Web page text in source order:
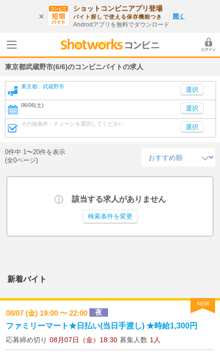
ショットコンビニアプリ登場
バイト探しで使える保存機能つき
Androdアプリを無料でダウンロード
開く
東京都武蔵野市(6/6)のコンビニバイトの求人
東京都、武蔵野市
06/06(土) 選択
その他条件・チェーンを選択してください 選択
0件中 1〜20件を表示
(全0ページ)
該当する求人がありません
検索条件を変更
新着バイト
NEW
08/07 (金) 19:00 〜 22:00 夜
ファミリーマート★日払い(当日手渡し) ★時給1,300円
応募締め切り 08月07日（金）18:30 募集人数 1人